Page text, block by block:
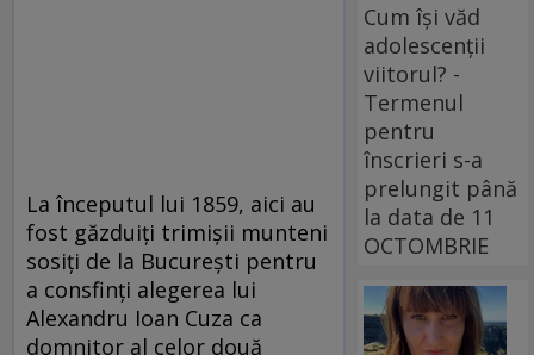
La începutul lui 1859, aici au
fost găzduiţi trimişii munteni
sosiţi de la Bucureşti pentru
a consfinţi alegerea lui
Alexandru Ioan Cuza ca
domnitor al celor două
Cum își văd
adolescenții
viitorul? -
Termenul
pentru
înscrieri s-a
prelungit până
la data de 11
OCTOMBRIE